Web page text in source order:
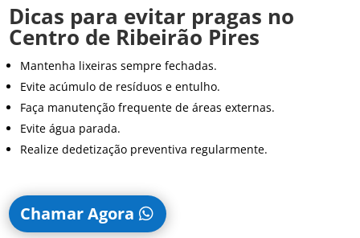
Dicas para evitar pragas no
Centro de Ribeirão Pires
Mantenha lixeiras sempre fechadas.
Evite acúmulo de resíduos e entulho.
Faça manutenção frequente de áreas externas.
Evite água parada.
Realize dedetização preventiva regularmente.
Chamar Agora